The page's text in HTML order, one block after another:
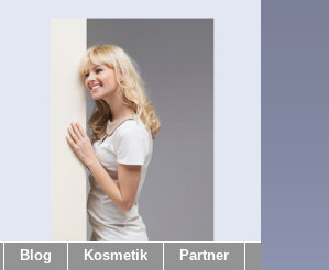
Blog Kosmetik Partner